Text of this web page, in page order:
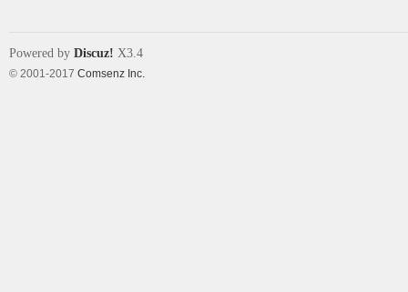
Powered by Discuz! X3.4
© 2001-2017 Comsenz Inc.